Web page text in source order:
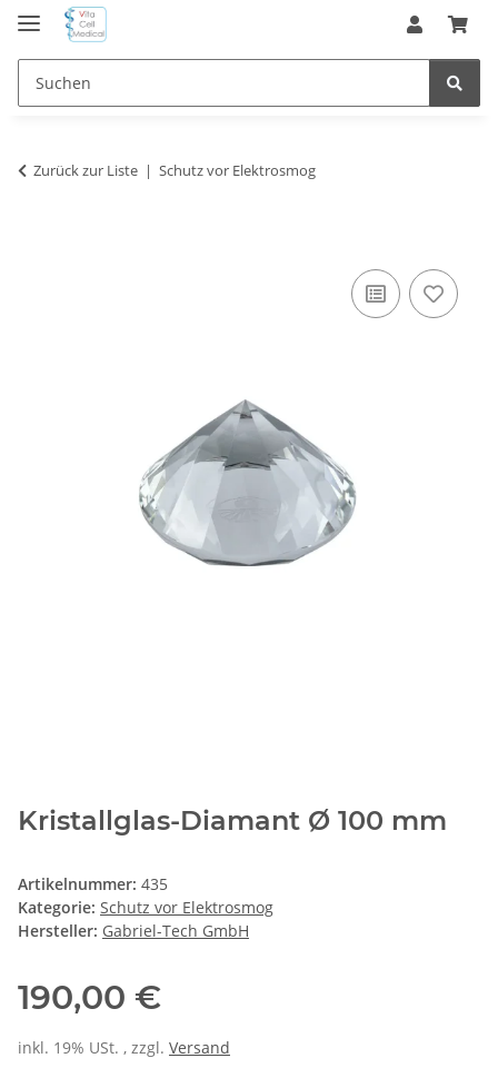
Zurück zur Liste Schutz vor Elektrosmog
Kristallglas-Diamant Ø 100 mm
Artikelnummer: 435
Kategorie: Schutz vor Elektrosmog
Hersteller: Gabriel-Tech GmbH
190,00 €
inkl. 19% USt. , zzgl. Versand